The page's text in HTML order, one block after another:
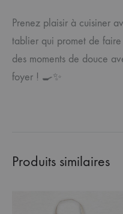
Prenez plaisir à cuisiner
tablier qui promet de
des moments de douce
foyer ! 🍳✨
Produits similaires